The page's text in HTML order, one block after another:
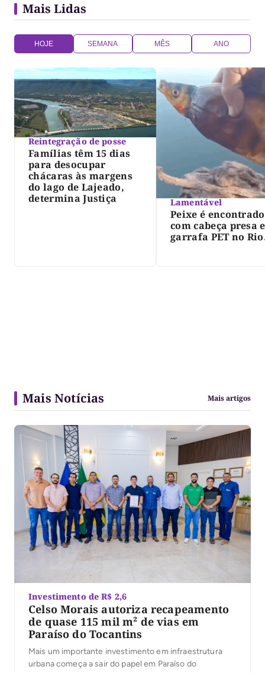
Mais Lidas
HOJE SEMANA MÊS ANO
Reintegração de posse
Famílias têm 15 dias
para desocupar
chácaras às margens
do lago de Lajeado,
determina Justiça
Lamentável
Peixe é encontrado
com cabeça presa
garrafa PET no Rio
Mais Notícias Mais artigos
Investimento de R$ 2,6
Celso Morais autoriza recapeamento
de quase 115 mil m² de vias em
Paraíso do Tocantins
Mais um importante investimento em infraestrutura
urbana começa a sair do papel em Paraíso do